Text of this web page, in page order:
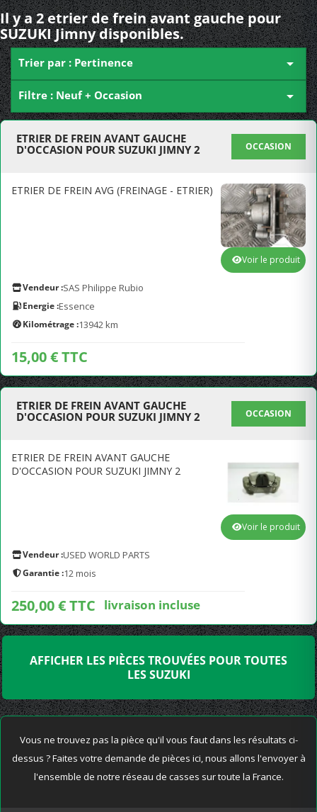
Il y a 2 etrier de frein avant gauche pour
SUZUKI Jimny disponibles.
Trier par : Pertinence 
Filtre : Neuf + Occasion 
ETRIER DE FREIN AVANT GAUCHE
D'OCCASION POUR SUZUKI JIMNY 2
OCCASION
ETRIER DE FREIN AVG (FREINAGE - ETRIER)
Vendeur :SAS Philippe Rubio
Energie :Essence
Kilométrage :13942 km
15,00 € TTC
Voir le produit
ETRIER DE FREIN AVANT GAUCHE
D'OCCASION POUR SUZUKI JIMNY 2
OCCASION
ETRIER DE FREIN AVANT GAUCHE
D'OCCASION POUR SUZUKI JIMNY 2
Vendeur :USED WORLD PARTS
Garantie :12 mois
250,00 € TTC livraison incluse
Voir le produit
AFFICHER LES PIÈCES TROUVÉES POUR TOUTES
LES SUZUKI
Vous ne trouvez pas la pièce qu'il vous faut dans les résultats ci-
dessus ? Faites votre demande de pièces ici, nous allons l'envoyer à
l'ensemble de notre réseau de casses sur toute la France.